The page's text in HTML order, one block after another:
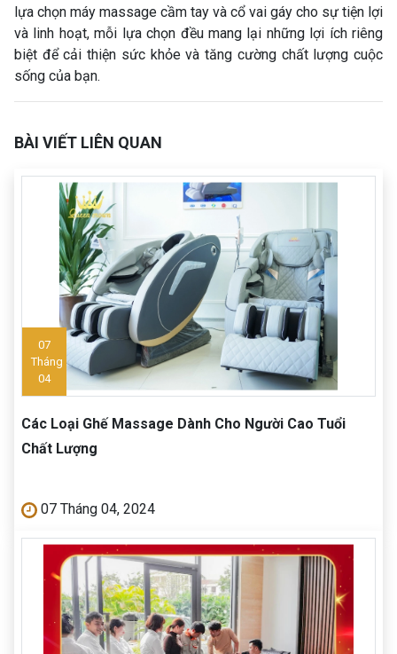
lựa chọn máy massage cầm tay và cổ vai gáy cho sự tiện lợi
và linh hoạt, mỗi lựa chọn đều mang lại những lợi ích riêng
biệt để cải thiện sức khỏe và tăng cường chất lượng cuộc
sống của bạn.
BÀI VIẾT LIÊN QUAN
07
Tháng
04
Các Loại Ghế Massage Dành Cho Người Cao Tuổi
Chất Lượng
07 Tháng 04, 2024